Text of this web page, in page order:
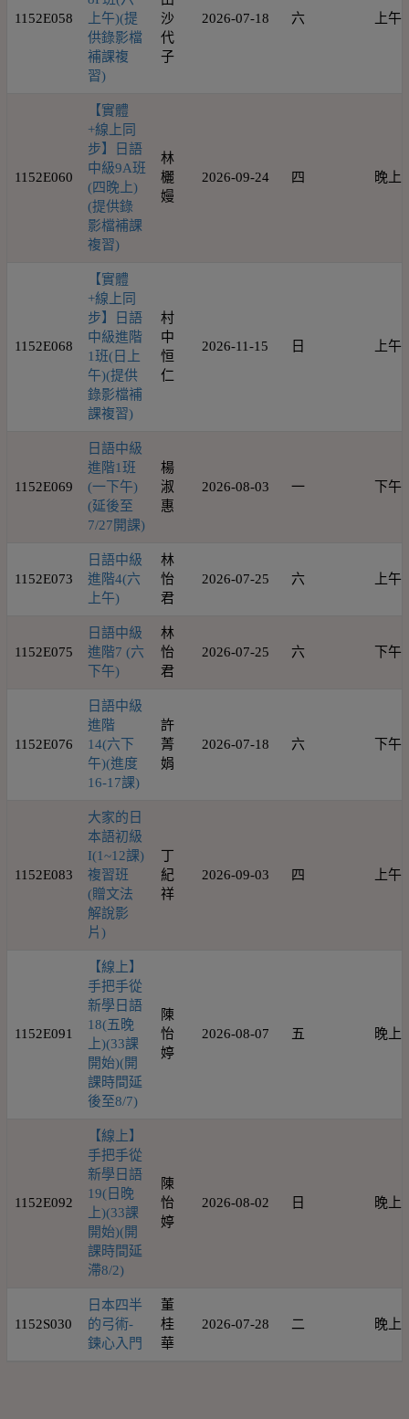
1152E058
上午)(提
供錄影檔
補課複
習)
沙
代
子
2026-07-18 六 上午
1152E060
【實體
+線上同
步】日語
中級9A班
(四晚上)
(提供錄
影檔補課
複習)
林
欐
嫚
2026-09-24 四 晚上
1152E068
【實體
+線上同
步】日語
中級進階
1班(日上
午)(提供
錄影檔補
課複習)
村
中
恒
仁
2026-11-15 日 上午
1152E069
日語中級
進階1班
(一下午)
(延後至
7/27開課)
楊
淑
惠
2026-08-03 一 下午
1152E073
日語中級
進階4(六
上午)
林
怡
君
2026-07-25 六 上午
1152E075
日語中級
進階7 (六
下午)
林
怡
君
2026-07-25 六 下午
1152E076
日語中級
進階
14(六下
午)(進度
16-17課)
許
菁
娟
2026-07-18 六 下午
1152E083
大家的日
本語初級
I(1~12課)
複習班
(贈文法
解說影
片)
丁
紀
祥
2026-09-03 四 上午
1152E091
【線上】
手把手從
新學日語
18(五晚
上)(33課
開始)(開
課時間延
後至8/7)
陳
怡
婷
2026-08-07 五 晚上
1152E092
【線上】
手把手從
新學日語
19(日晚
上)(33課
開始)(開
課時間延
滯8/2)
陳
怡
婷
2026-08-02 日 晚上
1152S030
日本四半
的弓術-
鍊心入門
董
桂
華
2026-07-28 二 晚上